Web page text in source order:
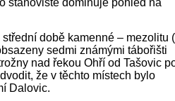
stanoviště dominuje pohled na
době kamenné – mezolitu
sedmi známými tábořišti
nad řekou Ohří od Tašovic
že v těchto místech bylo
Dalovic.